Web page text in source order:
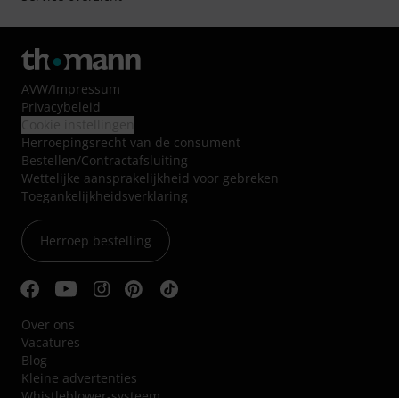
AVW/Impressum
Privacybeleid
Herroepingsrecht van de consument
Bestellen/Contractafsluiting
Wettelijke aansprakelijkheid voor gebreken
Toegankelijkheidsverklaring
Herroep bestelling
Over ons
Vacatures
Blog
Kleine advertenties